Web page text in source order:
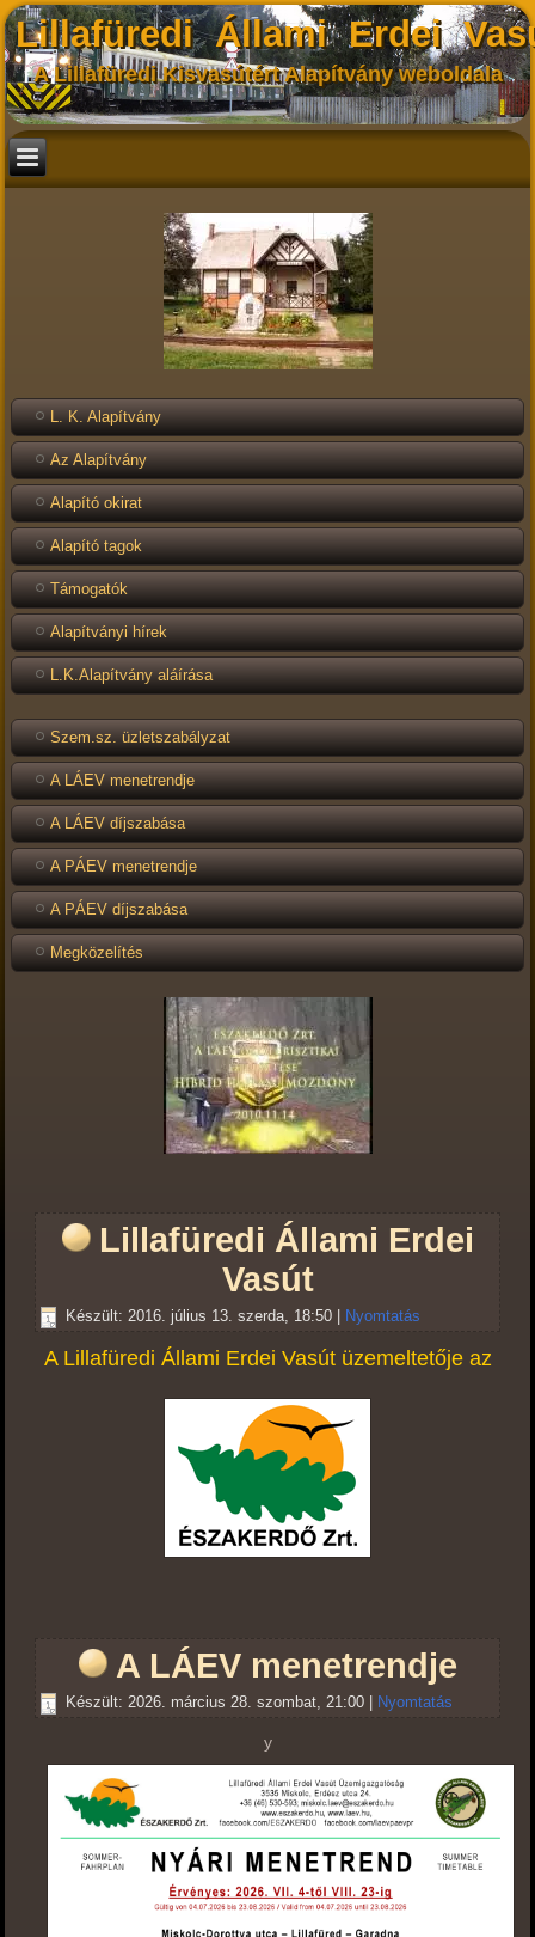
Lillafüredi Állami Erdei
A Lillafüredi Kisvasútért Alapítvány weboldala
L. K. Alapítvány
Az Alapítvány
Alapító okirat
Alapító tagok
Támogatók
Alapítványi hírek
L.K.Alapítvány aláírása
Szem.sz. üzletszabályzat
A LÁEV menetrendje
A LÁEV díjszabása
A PÁEV menetrendje
A PÁEV díjszabása
Megközelítés
Lillafüredi Állami Erdei
Vasút
Készült: 2016. július 13. szerda, 18:50 Nyomtatás
A Lillafüredi Állami Erdei Vasút üzemeltetője az
A LÁEV menetrendje
Készült: 2026. március 28. szombat, 21:00 Nyomtatás
y